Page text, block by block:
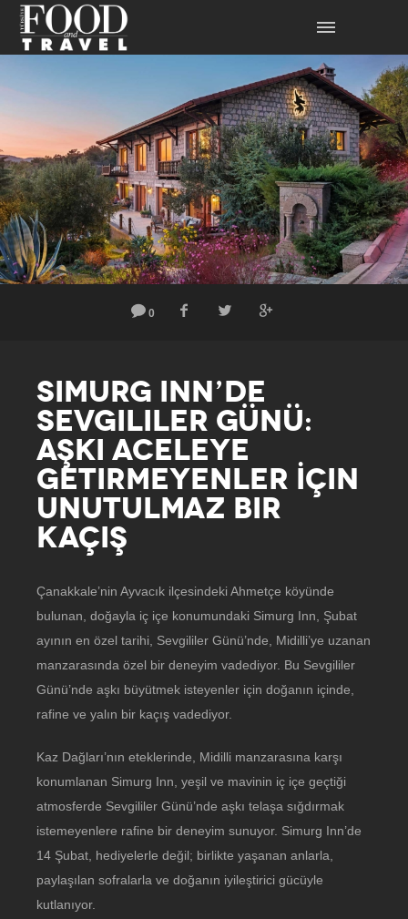
0
SIMURG INN’DE
SEVGILILER GÜNÜ:
AŞKI ACELEYE
GETIRMEYENLER İÇIN
UNUTULMAZ BIR
KAÇIŞ
Çanakkale’nin Ayvacık ilçesindeki Ahmetçe köyünde
bulunan, doğayla iç içe konumundaki Simurg Inn, Şubat
ayının en özel tarihi, Sevgililer Günü’nde, Midilli’ye uzanan
manzarasında özel bir deneyim vadediyor. Bu Sevgililer
Günü’nde aşkı büyütmek isteyenler için doğanın içinde,
rafine ve yalın bir kaçış vadediyor.
Kaz Dağları’nın eteklerinde, Midilli manzarasına karşı
konumlanan Simurg Inn, yeşil ve mavinin iç içe geçtiği
atmosferde Sevgililer Günü’nde aşkı telaşa sığdırmak
istemeyenlere rafine bir deneyim sunuyor. Simurg Inn’de
14 Şubat, hediyelerle değil; birlikte yaşanan anlarla,
paylaşılan sofralarla ve doğanın iyileştirici gücüyle
kutlanıyor.